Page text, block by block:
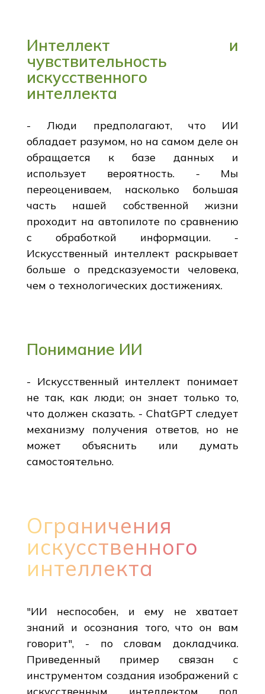
Интеллект и
чувствительность
искусственного
интеллекта
- Люди предполагают, что ИИ
обладает разумом, но на самом деле он
обращается к базе данных и
использует вероятность. - Мы
переоцениваем, насколько большая
часть нашей собственной жизни
проходит на автопилоте по сравнению
с обработкой информации. -
Искусственный интеллект раскрывает
больше о предсказуемости человека,
чем о технологических достижениях.
Понимание ИИ
- Искусственный интеллект понимает
не так, как люди; он знает только то,
что должен сказать. - ChatGPT следует
механизму получения ответов, но не
может объяснить или думать
самостоятельно.
Ограничения
искусственного
интеллекта
"ИИ неспособен, и ему не хватает
знаний и осознания того, что он вам
говорит", - по словам докладчика.
Приведенный пример связан с
инструментом создания изображений с
искусственным интеллектом под